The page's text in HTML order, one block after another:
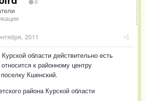
0
2011
области действительно есть
к районному центру
Кшенский.
района Курской области